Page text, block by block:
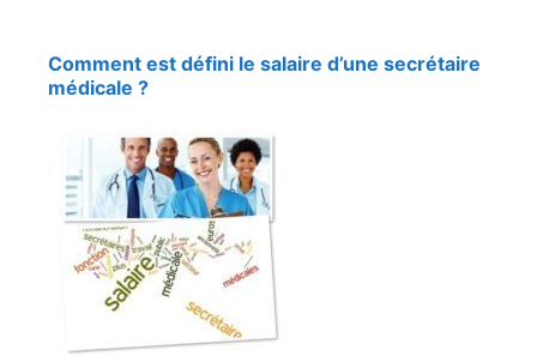
Comment est défini le salaire d’une secrétaire
médicale ?